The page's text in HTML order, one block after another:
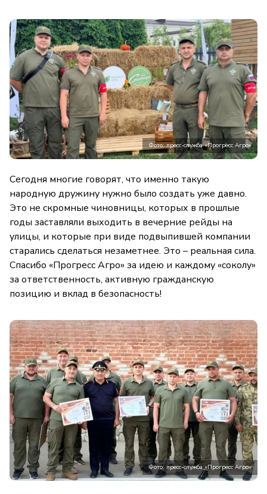
Фото: пресс-служба «Прогресс Агро»
Сегодня многие говорят, что именно такую
народную дружину нужно было создать уже давно.
Это не скромные чиновницы, которых в прошлые
годы заставляли выходить в вечерние рейды на
улицы, и которые при виде подвыпившей компании
старались сделаться незаметнее. Это – реальная сила.
Спасибо «Прогресс Агро» за идею и каждому «соколу»
за ответственность, активную гражданскую
позицию и вклад в безопасность!
Фото: пресс-служба «Прогресс Агро»